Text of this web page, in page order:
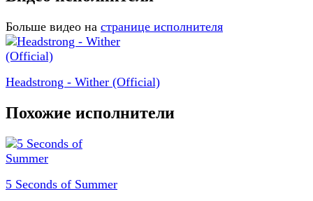
Больше видео на странице исполнителя
Headstrong - Wither (Official)
Похожие исполнители
5 Seconds of Summer